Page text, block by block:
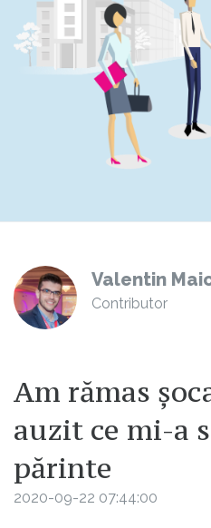
Valentin
Contributor
Am rămas
auzit ce mi-a
părinte
2020-09-22 07:44:00